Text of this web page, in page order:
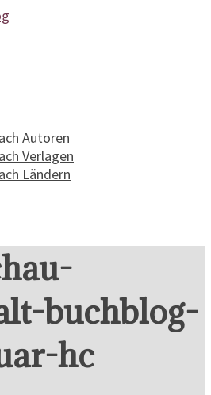
Autoren
Verlagen
Ländern
buchblog-
hc